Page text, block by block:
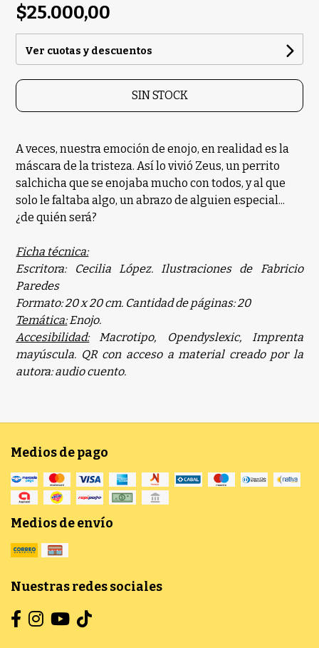
$25.000,00
Ver cuotas y descuentos
SIN STOCK
A veces, nuestra emoción de enojo, en realidad es la
máscara de la tristeza. Así lo vivió Zeus, un perrito
salchicha que se enojaba mucho con todos, y al que
solo le faltaba algo, un abrazo de alguien especial...
¿de quién será?
Ficha técnica:
Escritora: Cecilia López. Ilustraciones de Fabricio
Paredes
Formato: 20 x 20 cm. Cantidad de páginas: 20
Temática:Enojo.
Accesibilidad:Macrotipo, Opendyslexic, Imprenta
mayúscula. QR con acceso a material creado por la
autora: audio cuento.
Medios de pago
Medios de envío
Nuestras redes sociales